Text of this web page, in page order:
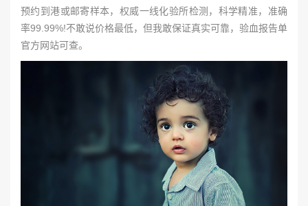
预约到港或邮寄样本，权威一线化验所检测，科学精准，准确
率99.99%!不敢说价格最低，但我敢保证真实可靠，验血报告单
官方网站可查。